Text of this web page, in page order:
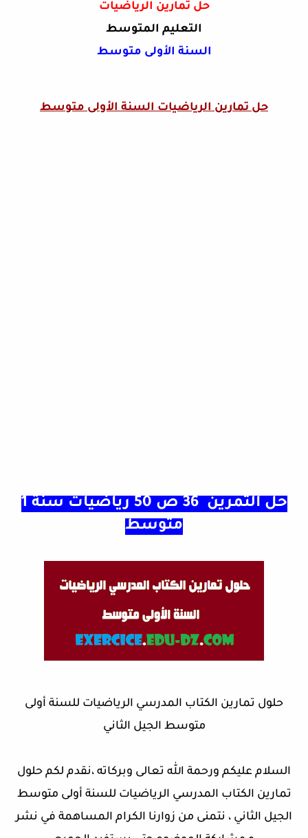
حل تمارين الرياضيات
التعليم المتوسط
السنة الأولى متوسط
حل تمارين الرياضيات السنة الأولى متوسط
حل التمرين 36 ص 50 رياضيات سنة 1
متوسط
حلول تمارين الكتاب المدرسي الرياضيات للسنة أولى
متوسط الجيل الثاني
السلام عليكم ورحمة الله تعالى وبركاته ،نقدم لكم حلول
تمارين الكتاب المدرسي الرياضيات للسنة أولى متوسط
الجيل الثاني ، نتمنى من زوارنا الكرام المساهمة في نشر